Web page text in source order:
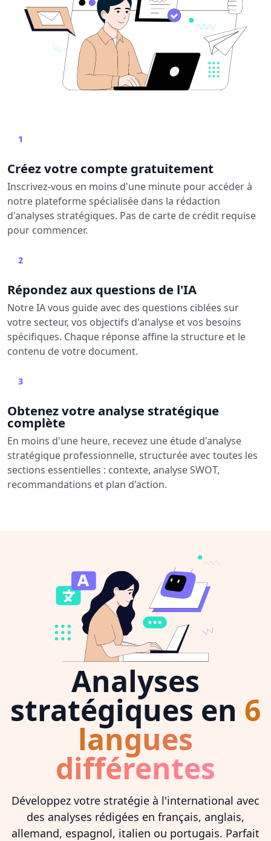
1
Créez votre compte gratuitement
Inscrivez-vous en moins d'une minute pour accéder à
notre plateforme spécialisée dans la rédaction
d'analyses stratégiques. Pas de carte de crédit requise
pour commencer.
2
Répondez aux questions de l'IA
Notre IA vous guide avec des questions ciblées sur
votre secteur, vos objectifs d'analyse et vos besoins
spécifiques. Chaque réponse affine la structure et le
contenu de votre document.
3
Obtenez votre analyse stratégique
complète
En moins d'une heure, recevez une étude d'analyse
stratégique professionnelle, structurée avec toutes les
sections essentielles : contexte, analyse SWOT,
recommandations et plan d'action.
Analyses
stratégiques en 6
langues
différentes
Développez votre stratégie à l'international avec
des analyses rédigées en français, anglais,
allemand, espagnol, italien ou portugais. Parfait